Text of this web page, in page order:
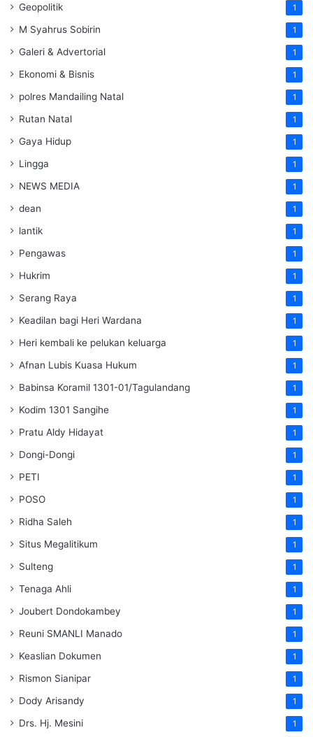
Geopolitik 1
M Syahrus Sobirin 1
Galeri & Advertorial 1
Ekonomi & Bisnis 1
polres Mandailing Natal 1
Rutan Natal 1
Gaya Hidup 1
Lingga 1
NEWS MEDIA 1
dean 1
lantik 1
Pengawas 1
Hukrim 1
Serang Raya 1
Keadilan bagi Heri Wardana 1
Heri kembali ke pelukan keluarga 1
Afnan Lubis Kuasa Hukum 1
Babinsa Koramil 1301-01/Tagulandang 1
Kodim 1301 Sangihe 1
Pratu Aldy Hidayat 1
Dongi-Dongi 1
PETI 1
POSO 1
Ridha Saleh 1
Situs Megalitikum 1
Sulteng 1
Tenaga Ahli 1
Joubert Dondokambey 1
Reuni SMANLI Manado 1
Keaslian Dokumen 1
Rismon Sianipar 1
Dody Arisandy 1
Drs. Hj. Mesini 1